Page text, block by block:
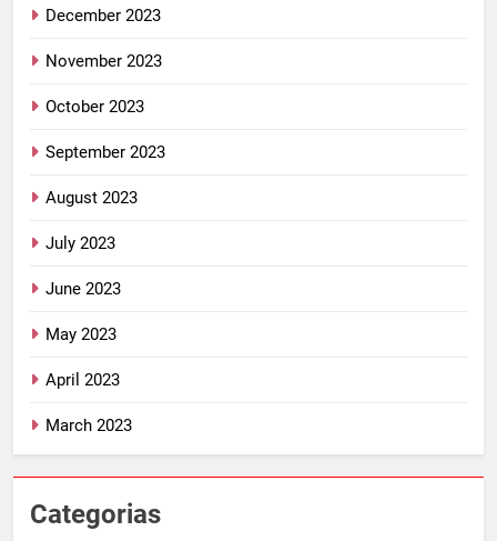
December 2023
November 2023
October 2023
September 2023
August 2023
July 2023
June 2023
May 2023
April 2023
March 2023
Categorias